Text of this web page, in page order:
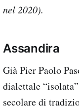
nel 2020).
Assandira
Già Pier Paolo
dialettale
secolare di